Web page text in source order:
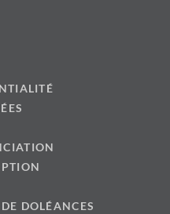
DOLÉANCES